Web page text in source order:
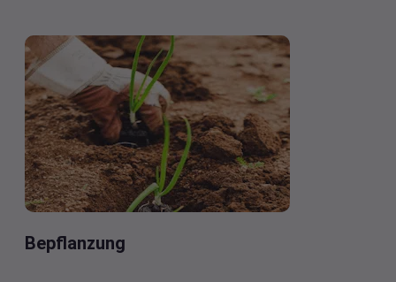
Bepflanzung